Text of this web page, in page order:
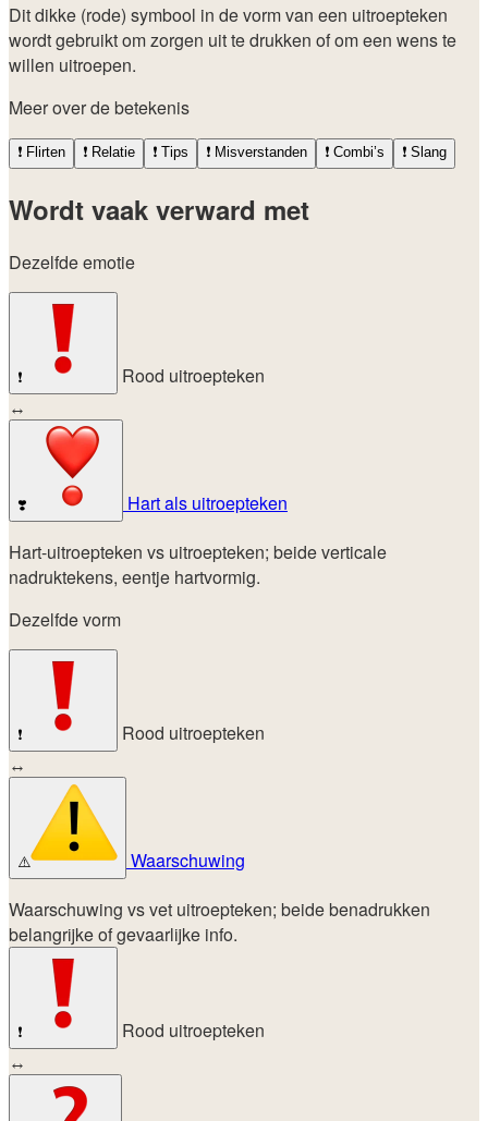
Dit dikke (rode) symbool in de vorm van een uitroepteken
wordt gebruikt om zorgen uit te drukken of om een wens te
willen uitroepen.
Meer over de betekenis
❗ Flirten ❗ Relatie ❗ Tips ❗ Misverstanden ❗ Combi’s ❗ Slang
Wordt vaak verward met
Dezelfde emotie
❗
Rood uitroepteken
↔
❣️
Hart als uitroepteken
Hart-uitroepteken vs uitroepteken; beide verticale
nadruktekens, eentje hartvormig.
Dezelfde vorm
❗
Rood uitroepteken
↔
⚠️
Waarschuwing
Waarschuwing vs vet uitroepteken; beide benadrukken
belangrijke of gevaarlijke info.
❗
Rood uitroepteken
↔